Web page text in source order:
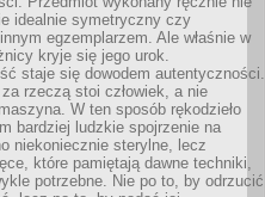
idealnie symetryczny czy
egzemplarzem. Ale właśnie w
kryje się jego urok.
staje się dowodem autentyczności.
rzeczą stoi człowiek, a nie
W ten sposób rękodzieło
bardziej ludzkie spojrzenie na
niekoniecznie sterylne, lecz
które pamiętają dawne techniki,
potrzebne. Nie po to, by odrzucić